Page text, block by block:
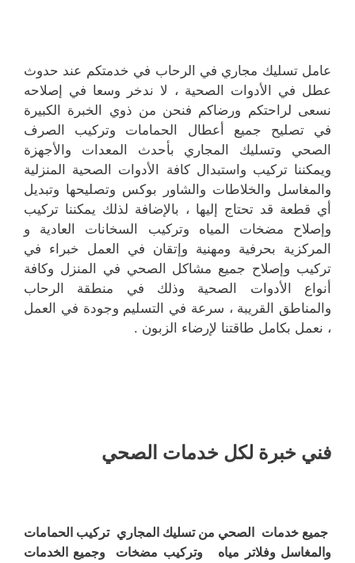
عامل تسليك مجاري في الرحاب في خدمتكم عند حدوث
عطل في الأدوات الصحية ، لا ندخر وسعا في إصلاحه
نسعى لراحتكم ورضاكم فنحن من ذوي الخبرة الكبيرة
في تصليح جميع أعطال الحمامات وتركيب الصرف
الصحي وتسليك المجاري بأحدث المعدات والأجهزة
ويمكننا تركيب واستبدال كافة الأدوات الصحية المنزلية
والمغاسل والخلاطات والشاور بوكس وتصليحها وتبديل
أي قطعة قد تحتاج إليها ، بالإضافة لذلك يمكننا تركيب
وإصلاح مضخات المياه وتركيب السخانات العادية و
المركزية بحرفية ومهنية وإتقان في العمل خبراء في
تركيب وإصلاح جميع مشاكل الصحي في المنزل وكافة
أنواع الأدوات الصحية وذلك في منطقة الرحاب
والمناطق القريبة ، سرعة في التسليم وجودة في العمل
، نعمل بكامل طاقتنا لإرضاء الزبون .
فني خبرة لكل خدمات الصحي
جميع خدمات الصحي من تسليك المجاري تركيب الحمامات
والمغاسل وفلاتر مياه وتركيب مضخات وجميع الخدمات